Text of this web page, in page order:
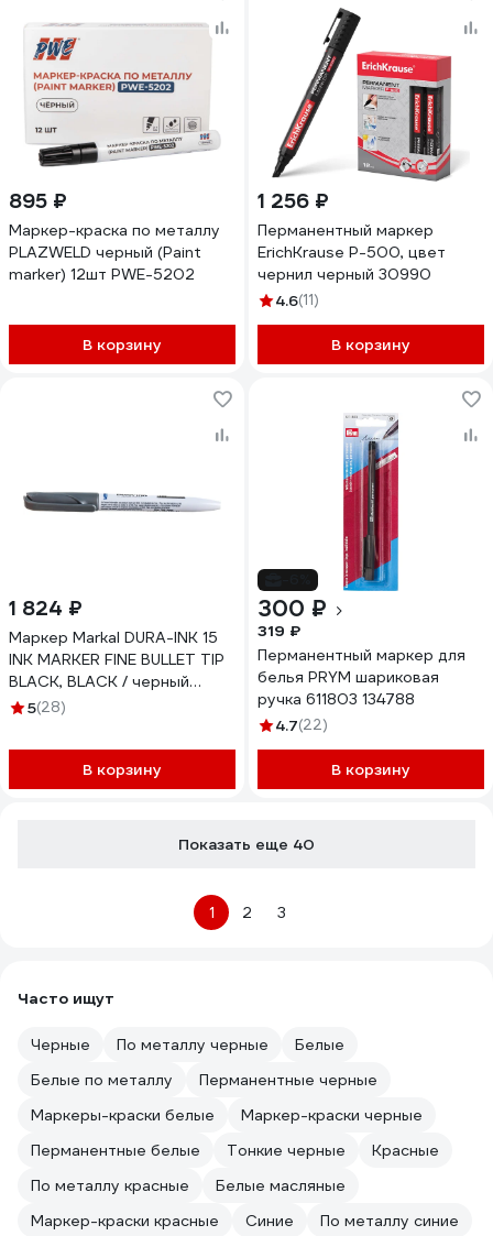
895 ₽
Маркер-краска по металлу
PLAZWELD черный (Paint
marker) 12шт PWE-5202
В корзину
1 256 ₽
Перманентный маркер
ErichKrause P-500, цвет
чернил черный 30990
4.6(11)
В корзину
1 824 ₽
Маркер Markal DURA-INK 15
INK MARKER FINE BULLET TIP
BLACK, BLACK / черный
96023 (упаковка 12шт)
5(28)
В корзину
300 ₽
319 ₽
Перманентный маркер для
белья PRYM шариковая
ручка 611803 134788
4.7(22)
В корзину
Показать еще 40
1 2 3
Часто ищут
Черные По металлу черные
Белые
Белые по металлу
Перманентные черные
Маркеры-краски белые
Маркер-краски черные
Перманентные белые
Тонкие черные
Красные
По металлу красные
Белые масляные
Маркер-краски красные
Синие
По металлу синие